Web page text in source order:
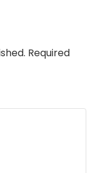
Required